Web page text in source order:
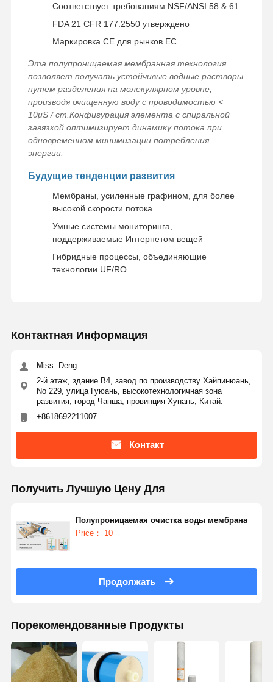
Соответствует требованиям NSF/ANSI 58 & 61
FDA 21 CFR 177.2550 утверждено
Маркировка CE для рынков ЕС
Эта полупроницаемая мембранная технология
позволяет получать устойчивые водные растворы
путем разделения на молекулярном уровне,
производя очищенную воду с проводимостью <
10μS / cm.Конфигурация элемента с спиральной
завязкой оптимизирует динамику потока при
одновременном минимизации потребления
энергии.
Будущие тенденции развития
Мембраны, усиленные графином, для более
высокой скорости потока
Умные системы мониторинга,
поддерживаемые Интернетом вещей
Гибридные процессы, объединяющие
технологии UF/RO
Контактная Информация
Miss. Deng
2-й этаж, здание В4, завод по производству Хайпинюань,
No 229, улица Гуюань, высокотехнологичная зона
развития, город Чанша, провинция Хунань, Китай.
+8618692211007
Контакт
Получить Лучшую Цену Для
Полупроницаемая очистка воды мембрана
Price： 10
Продолжать
Порекомендованные Продукты